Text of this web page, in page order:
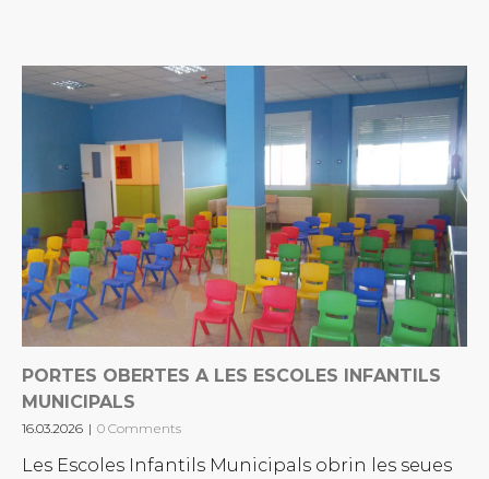
PORTES OBERTES A LES ESCOLES INFANTILS
MUNICIPALS
16.03.2026 | 0 Comments
Les Escoles Infantils Municipals obrin les seues